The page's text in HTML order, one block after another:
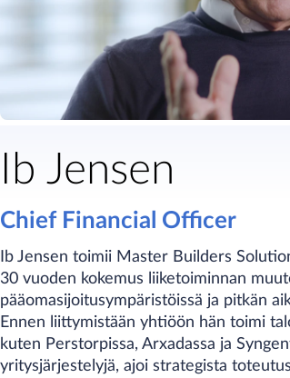
Ib Jensen
Chief Financial Officer
Ib Jensen toimii Master Builders
30 vuoden kokemus liiketoiminnan
pääomasijoitusympäristöissä ja pitkän
Ennen liittymistään yhtiöön hän toimi
kuten Perstorpissa, Arxadassa ja
yritysjärjestelyjä, ajoi strategista